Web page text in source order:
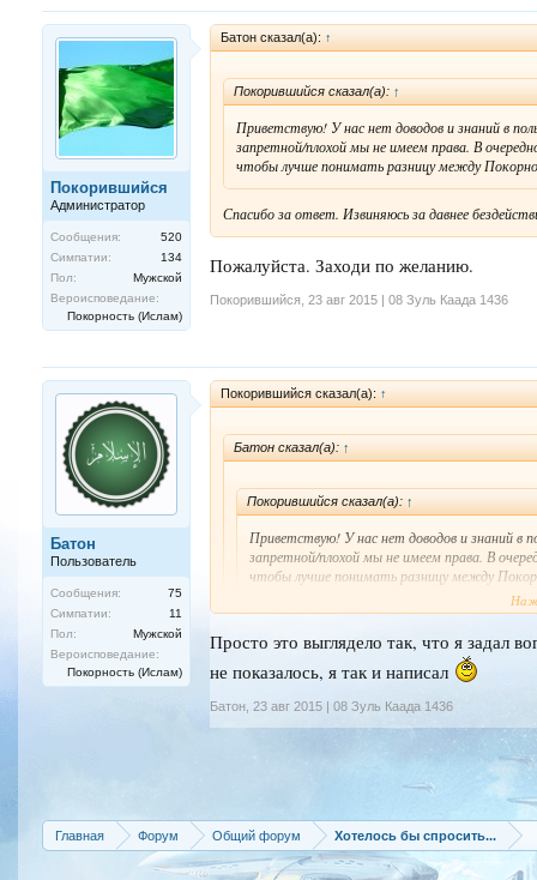
Покорившийся
Администратор
Сообщения:
520
Симпатии:
134
Пол:
Мужской
Вероисповедание:
Покорность (Ислам)
Батон сказал(а): ↑
Покорившийся сказал(а): ↑
Приветствую! У нас нет доводов и знаний в
запретной/плохой мы не имеем права. В
чтобы лучше понимать разницу между
Спасибо за ответ. Извиняюсь за давнее
Пожалуйста. Заходи по желанию.
Покорившийся 23 авг 2015 | 08 Зуль Каада 1436
Батон
Пользователь
Сообщения:
75
Симпатии:
11
Пол:
Мужской
Вероисповедание:
Покорность (Ислам)
Покорившийся сказал(а): ↑
Батон сказал(а): ↑
Покорившийся сказал(а): ↑
Приветствую! У нас нет доводов и знаний в
запретной/плохой мы не имеем права. В
чтобы лучше понимать разницу между
Пожалуйста. Заходи по желанию.
Просто это выглядело так, что я задал
не показалось, я так и написал
Батон 23 авг 2015 | 08 Зуль Каада 1436
Главная Форум Общий форум Хотелось бы спросить...